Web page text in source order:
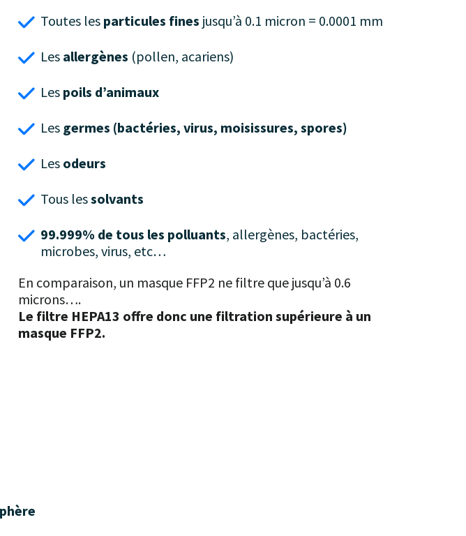
Toutes les particules fines jusqu’à 0.1 micron = 0.0001 mm
Les allergènes (pollen, acariens)
Les poils d’animaux
Les germes (bactéries, virus, moisissures, spores)
Les odeurs
Tous lessolvants
99.999% de tous les polluants, allergènes, bactéries,
microbes, virus, etc…
En comparaison, un masque FFP2 ne filtre que jusqu’à 0.6
microns….
Le filtre HEPA13 offre donc une filtration supérieure à un
masque FFP2.